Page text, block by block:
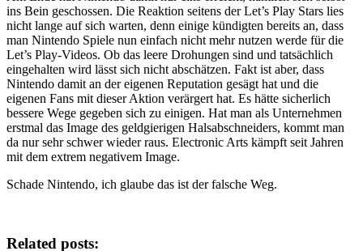
ins Bein geschossen. Die Reaktion seitens der Let’s Play Stars lies
nicht lange auf sich warten, denn einige kündigten bereits an, dass
man Nintendo Spiele nun einfach nicht mehr nutzen werde für die
Let’s Play-Videos. Ob das leere Drohungen sind und tatsächlich
eingehalten wird lässt sich nicht abschätzen. Fakt ist aber, dass
Nintendo damit an der eigenen Reputation gesägt hat und die
eigenen Fans mit dieser Aktion verärgert hat. Es hätte sicherlich
bessere Wege gegeben sich zu einigen. Hat man als Unternehmen
erstmal das Image des geldgierigen Halsabschneiders, kommt man
da nur sehr schwer wieder raus. Electronic Arts kämpft seit Jahren
mit dem extrem negativem Image.
Schade Nintendo, ich glaube das ist der falsche Weg.
Related posts: